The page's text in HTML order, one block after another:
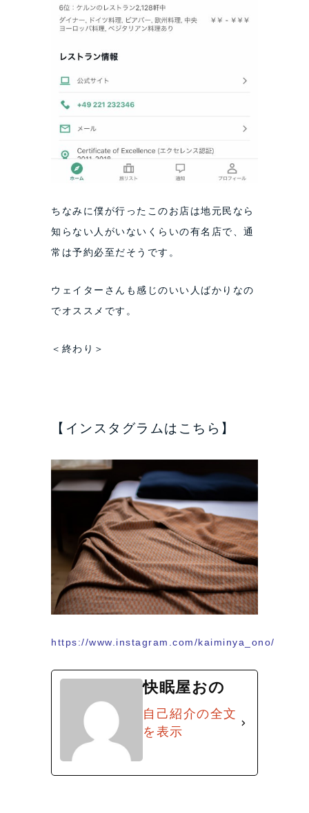
ちなみに僕が行ったこのお店は地元民なら
知らない人がいないくらいの有名店で、通
常は予約必至だそうです。
ウェイターさんも感じのいい人ばかりなの
でオススメです。
＜終わり＞
【インスタグラムはこちら】
https://www.instagram.com/kaiminya_ono/
快眠屋おの
自己紹介の全文
を表示